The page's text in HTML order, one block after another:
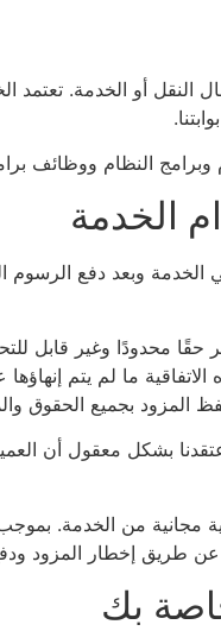
النقل أو الخدمة.
النظام ووظائف
الخدمة وبعد دفع
حقًا محدودًا وغير قابل
ما لم يتم
بجميع الحقوق
بشكل معقول أن
من الخدمة. بموجب
طريق إخطار المزود